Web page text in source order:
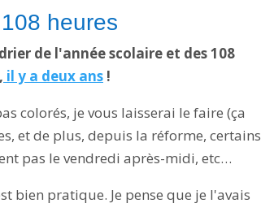
heures
de l'année scolaire et des 108
il y a deux ans !
colorés, je vous laisserai le faire (ça
et de plus, depuis la réforme, certains
pas le vendredi après-midi, etc…
bien pratique. Je pense que je l'avais